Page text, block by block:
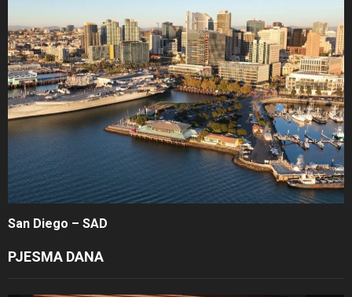
San Diego – SAD
PJESMA DANA